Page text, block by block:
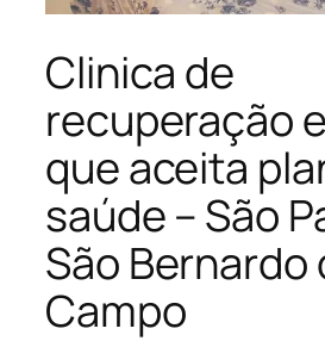
Clinica de
recuperação
que aceita
saúde – São
São Bernardo
Campo